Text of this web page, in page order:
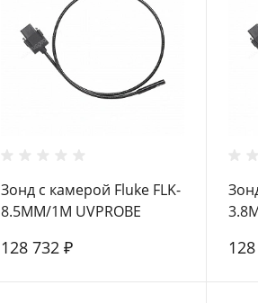
Зонд с камерой Fluke FLK-
8.5MM/1M UVPROBE
128 732 ₽